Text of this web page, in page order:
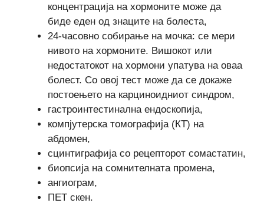
концентрација на хормоните може да
биде еден од знаците на болеста,
24-часовно собирање на мочка: се мери
нивото на хормоните. Вишокот или
недостатокот на хормони упатува на оваа
болест. Со овој тест може да се докаже
постоењето на карциноидниот синдром,
гастроинтестинална ендоскопија,
компјутерска томографија (КТ) на
абдомен,
сцинтиграфија со рецепторот сомастатин,
биопсија на сомнителната промена,
ангиограм,
ПЕТ скен.